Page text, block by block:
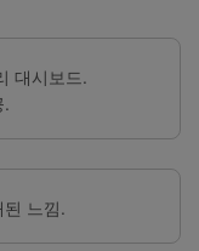
대시보드.
.
느낌.